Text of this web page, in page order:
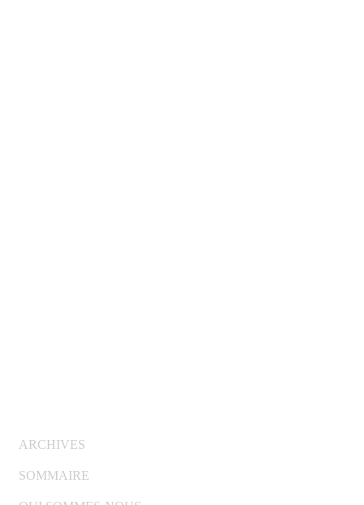
ARCHIVES
SOMMAIRE